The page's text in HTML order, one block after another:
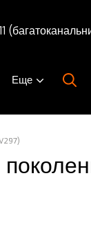
Еще